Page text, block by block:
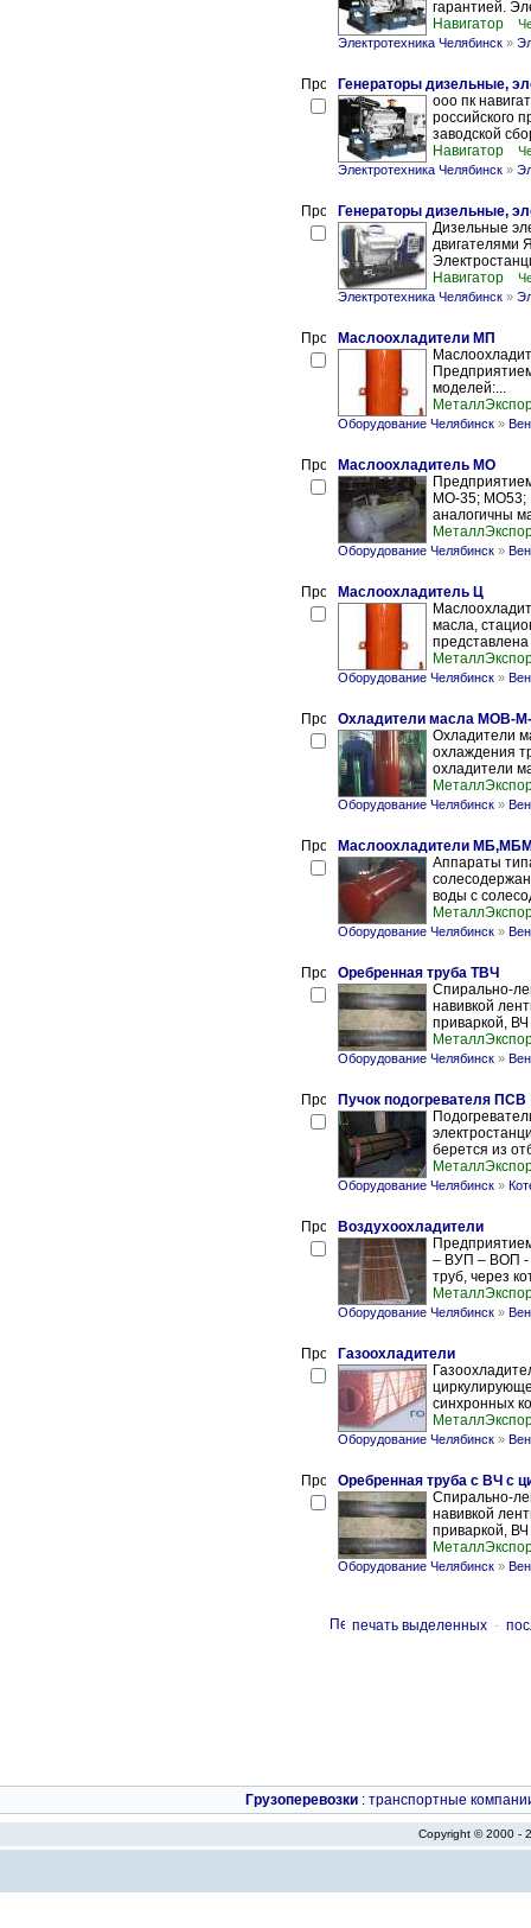
гарантией.
Навигатор
Электротехника Челябинск »
Генераторы дизельные,
ооо пк
российского
заводской
Навигатор
Электротехника Челябинск »
Генераторы дизельные,
Дизельные
двигателями
Навигатор
Электротехника Челябинск »
Маслоохладители МП
моделей:...
Оборудование Челябинск »
Маслоохладитель МО
МО-35; МО53;
аналогичны
Оборудование Челябинск »
Маслоохладитель Ц
масла,
Оборудование Челябинск »
Охладители масла
Охладители
охлаждения
охладители
Оборудование Челябинск »
Маслоохладители
Аппараты
воды с
Оборудование Челябинск »
Оребренная труба ТВЧ
Спирально-
навивкой
приваркой,
Оборудование Челябинск »
Пучок подогревателя ПСВ
берется из
Оборудование Челябинск »
Воздухоохладители
– ВУП – ВОП -
труб, через
Оборудование Челябинск »
Газоохладители
синхронных
Оборудование Челябинск »
Оребренная труба с ВЧ с
Спирально-
навивкой
приваркой,
Оборудование Челябинск »
печать выделенных -
Грузоперевозки : транспортные
Copyright © 2000 -